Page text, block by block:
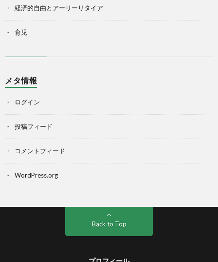
経済的自由とアーリーリタイア
育児
メタ情報
ログイン
投稿フィード
コメントフィード
WordPress.org
Back to Top